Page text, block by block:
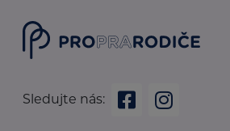
Sledujte nás: